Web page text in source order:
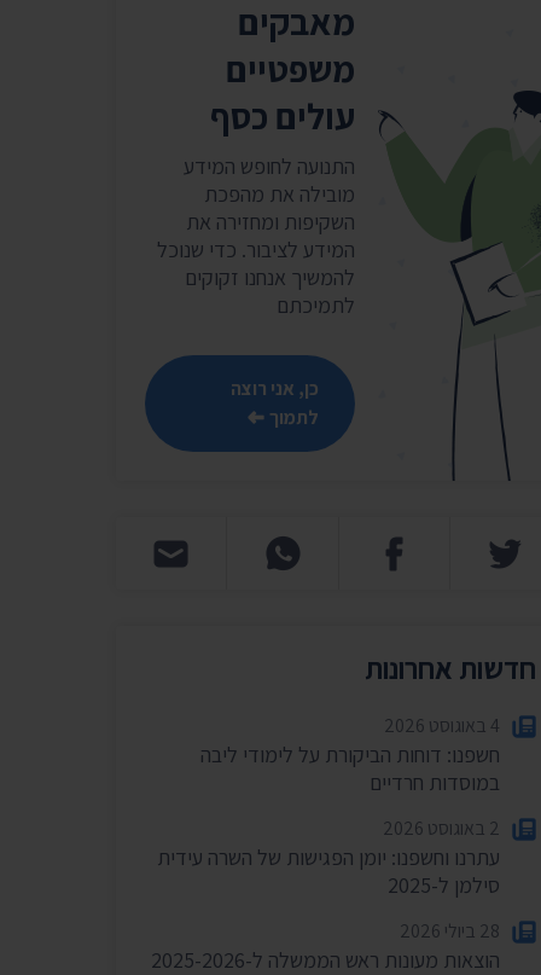
מאבקים
משפטיים
עולים כסף
התנועה לחופש המידע
מובילה את מהפכת
השקיפות ומחזירה את
המידע לציבור. כדי שנוכל
להמשיך אנחנו זקוקים
לתמיכתם
כן, אני רוצה
לתמוך
חדשות אחרונות
4 באוגוסט 2026
חשפנו: דוחות הביקורת על לימודי ליבה
במוסדות חרדיים
2 באוגוסט 2026
עתרנו וחשפנו: יומן הפגישות של השרה עידית
סילמן ל-2025
28 ביולי 2026
הוצאות מעונות ראש הממשלה ל-2025-2026